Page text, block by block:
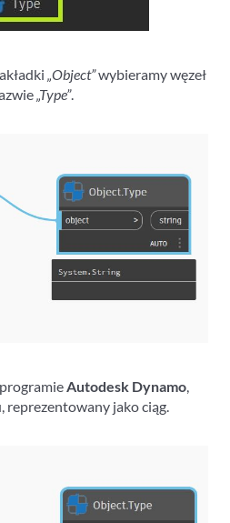
„Object”wybieramy węzeł
„Type”.
Autodesk Dynamo,
reprezentowany jako ciąg.